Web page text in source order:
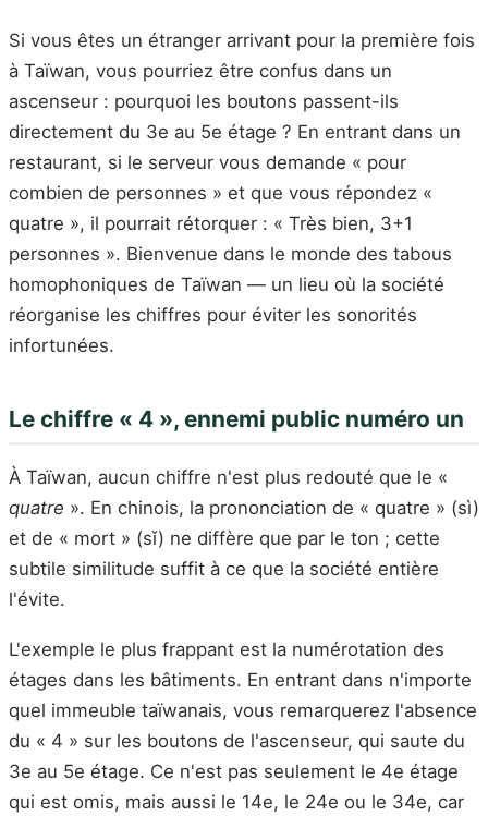
Si vous êtes un étranger arrivant pour la première fois
à Taïwan, vous pourriez être confus dans un
ascenseur : pourquoi les boutons passent-ils
directement du 3e au 5e étage ? En entrant dans un
restaurant, si le serveur vous demande « pour
combien de personnes » et que vous répondez «
quatre », il pourrait rétorquer : « Très bien, 3+1
personnes ». Bienvenue dans le monde des tabous
homophoniques de Taïwan — un lieu où la société
réorganise les chiffres pour éviter les sonorités
infortunées.
Le chiffre « 4 », ennemi public numéro un
À Taïwan, aucun chiffre n'est plus redouté que le «
quatre ». En chinois, la prononciation de « quatre » (sì)
et de « mort » (sǐ) ne diffère que par le ton ; cette
subtile similitude suffit à ce que la société entière
l'évite.
L'exemple le plus frappant est la numérotation des
étages dans les bâtiments. En entrant dans n'importe
quel immeuble taïwanais, vous remarquerez l'absence
du « 4 » sur les boutons de l'ascenseur, qui saute du
3e au 5e étage. Ce n'est pas seulement le 4e étage
qui est omis, mais aussi le 14e, le 24e ou le 34e, car